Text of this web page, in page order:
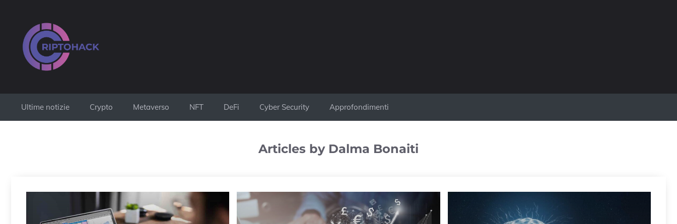
contenuto
Ultime notizie Crypto Metaverso NFT DeFi Cyber Security Approfondimenti
Articles by Dalma Bonaiti